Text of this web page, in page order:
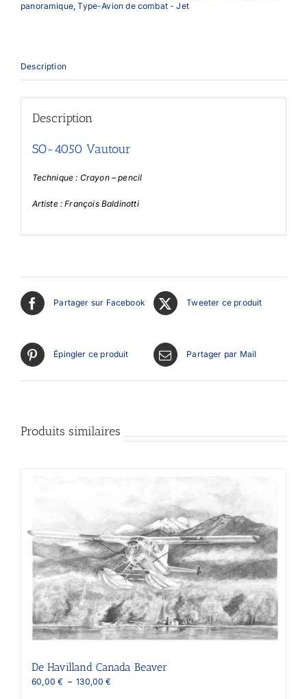
panoramique,Type-Avion de combat - Jet
Description
Description
SO-4050 Vautour
Technique : Crayon – pencil
Artiste : François Baldinotti
Partager sur Facebook Tweeter ce produit
Épingler ce produit Partager par Mail
Produits similaires
De Havilland Canada Beaver
60,00€ – 130,00€Plage